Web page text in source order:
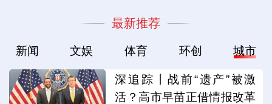
最新推荐
新闻 文娱 体育 环创 城市
深追踪丨战前“遗产”被激
活？高市早苗正借情报改革